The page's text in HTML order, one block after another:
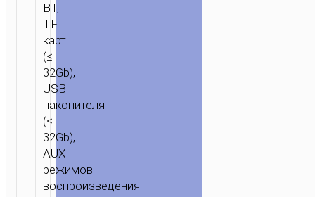
BT,
TF
карт
(≤
32Gb),
USB
накопителя
(≤
32Gb),
AUX
режимов
воспроизведения.